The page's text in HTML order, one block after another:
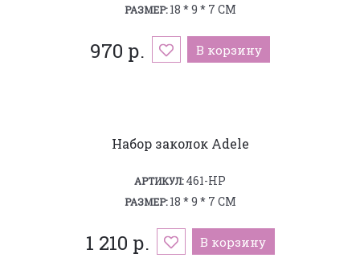
РАЗМЕР:18 * 9 * 7 СМ
970 р. В корзину
Набор заколок Adele
АРТИКУЛ:461-HP
РАЗМЕР:18 * 9 * 7 СМ
1 210 р. В корзину